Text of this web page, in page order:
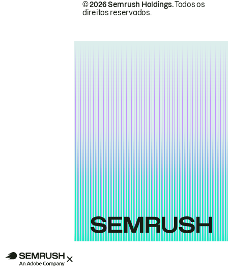
© 2026 Semrush Holdings.Todos os
direitos reservados.